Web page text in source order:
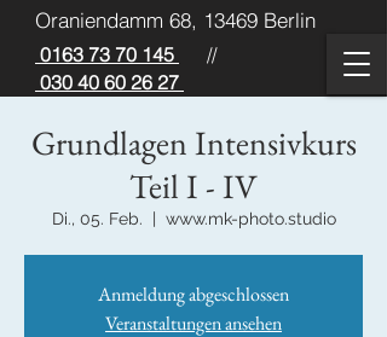
Oraniendamm 68, 13469 Berlin
0163 73 70 145
//
030 40 60 26 27
Grundlagen Intensivkurs
Teil I - IV
Di., 05. Feb.
  |
www.mk-photo.studio
Anmeldung abgeschlossen
Veranstaltungen ansehen